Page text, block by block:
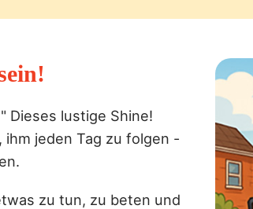
Dieses lustige Shine!
jeden Tag zu folgen -
zu tun, zu beten und